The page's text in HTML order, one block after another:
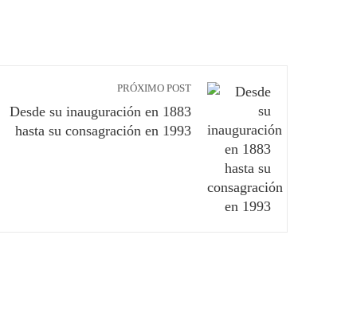
PRÓXIMO POST
Desde su inauguración en 1883
hasta su consagración en 1993